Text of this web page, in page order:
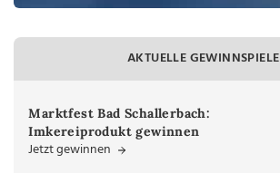
AKTUELLE GEWINNSPIELE
Marktfest Bad Schallerbach:
Imkereiprodukt gewinnen
Jetzt gewinnen